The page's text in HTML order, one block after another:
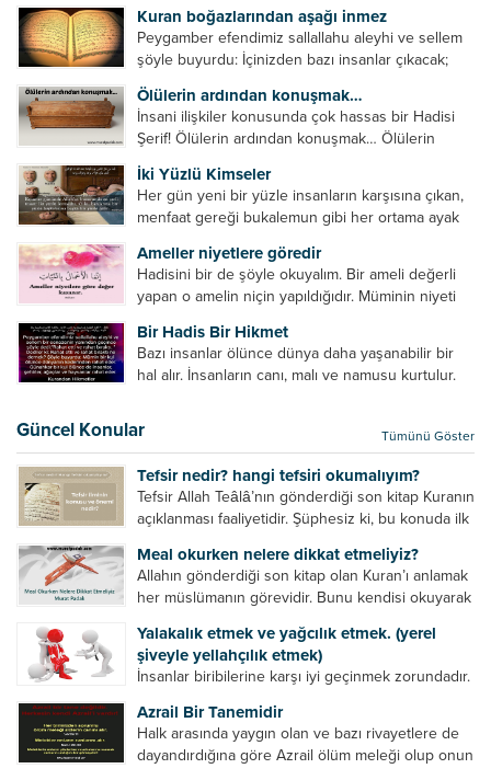
bir yere sahiptir. Namaz kul ile Allah arasındaki bir
toplantıdır....
Kuran boğazlarından aşağı inmez
Peygamber efendimiz sallallahu aleyhi ve sellem
şöyle buyurdu: İçinizden bazı insanlar çıkacak;
küçümseyeceksiniz. Onların oruçlarını görünce
kendi oruçlarınızı küçümseyeceksiniz. Onların
amellerini görünce kendi amellerinizi
küçümseyeceksiniz. ...
Ölülerin ardından konuşmak…
İnsani ilişkiler konusunda çok hassas bir Hadisi
Şerif! Ölülerin ardından konuşmak… Ölülerin
küfretmek, sövmek, onların günah ve kusurlarını
zikretmek ölüye zarar vermez, fayda da vermez....
İki Yüzlü Kimseler
Her gün yeni bir yüzle insanların karşısına çıkan,
menfaat gereği bukalemun gibi her ortama ayak
insan grubudur. Müminlerin yanında mümin gibi
duran,...
Ameller niyetlere göredir
Hadisini bir de şöyle okuyalım. Bir ameli değerli
yapan o amelin niçin yapıldığıdır. Müminin niyeti
namazın hiçbir değeri yoktur. Gösteriş için
okunan ezanın hiçbir...
Bir Hadis Bir Hikmet
Bazı insanlar ölünce dünya daha yaşanabilir bir
hal alır. İnsanların canı, malı ve namusu kurtulur.
kurtulur. Ağaçlar onun zulmünden kurtulur....
Güncel Konular Tümünü Göster
Tefsir nedir? hangi tefsiri okumalıyım?
Tefsir Allah Teâlâ’nın gönderdiği son kitap Kuranın
açıklanması faaliyetidir. Şüphesiz ki, bu konuda ilk
ayetleri peygamber efendimize soruyor. O da
bunları izah ediyor/tefsir ediyordu. “Biz sana...
Meal okurken nelere dikkat etmeliyiz?
Allahın gönderdiği son kitap olan Kuran’ı anlamak
her müslümanın görevidir. Bunu kendisi okuyarak
yollarla anlamaya çalışmalıdır. Meal nedir? Arapça
bir kelime olan meal;...
Yalakalık etmek ve yağcılık etmek. (yerel
şiveyle yellahçılık etmek)
İnsanlar biribilerine karşı iyi geçinmek zorundadır.
makam gücü, nesep gücü, maddi güç, fiziki güç)
diğer insanları ezebiliyor. Normal şartlarda elinde
bu güçler...
Azrail Bir Tanemidir
Halk arasında yaygın olan ve bazı rivayetlere de
dayandırdığına göre Azrail ölüm meleği olup onun